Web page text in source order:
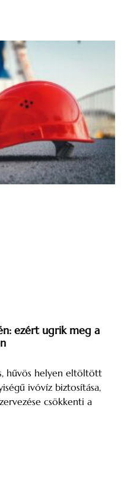
ezért ugrik meg a
hűvös helyen eltöltött
ivóvíz biztosítása,
csökkenti a